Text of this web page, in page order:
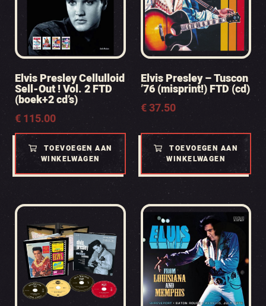
Elvis Presley Cellulloid
Sell-Out ! Vol. 2 FTD
(boek+2 cd’s)
€115.00
TOEVOEGEN AAN
WINKELWAGEN
Elvis Presley – Tuscon
’76 (misprint!) FTD (cd)
€37.50
TOEVOEGEN AAN
WINKELWAGEN